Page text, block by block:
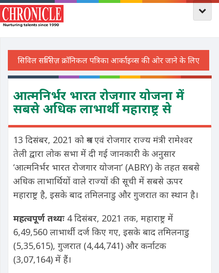
आत्मनिर्भर भारत रोजगार योजना में
सबसे अधिक लाभार्थी महाराष्ट्र से
13 दिसंबर, 2021 को श्रम एवं रोजगार राज्य मंत्री रामेश्वर
तेली द्वारा लोक सभा में दी गई जानकारी के अनुसार
‘आत्मनिर्भर भारत रोजगार योजना’ (ABRY) के तहत सबसे
अधिक लाभार्थियों वाले राज्यों की सूची में सबसे ऊपर
महाराष्ट्र है, इसके बाद तमिलनाडु और गुजरात का स्थान है।
महत्वपूर्ण तथ्यः 4 दिसंबर, 2021 तक, महाराष्ट्र में
6,49,560 लाभार्थी दर्ज किए गए, इसके बाद तमिलनाडु
(5,35,615), गुजरात (4,44,741) और कर्नाटक
(3,07,164) में हैं।